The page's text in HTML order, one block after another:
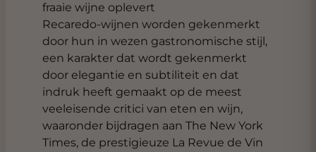
fraaie wijne oplevert
Recaredo-wijnen worden gekenmerkt
door hun in wezen gastronomische stijl,
een karakter dat wordt gekenmerkt
door elegantie en subtiliteit en dat
indruk heeft gemaakt op de meest
veeleisende critici van eten en wijn,
waaronder bijdragen aan The New York
Times, de prestigieuze La Revue de Vin